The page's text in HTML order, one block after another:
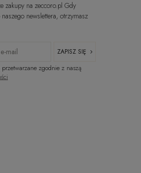
zakupy na zeccoro.pl Gdy
newslettera, otrzymasz
ZAPISZ SIĘ
zgodnie z naszą